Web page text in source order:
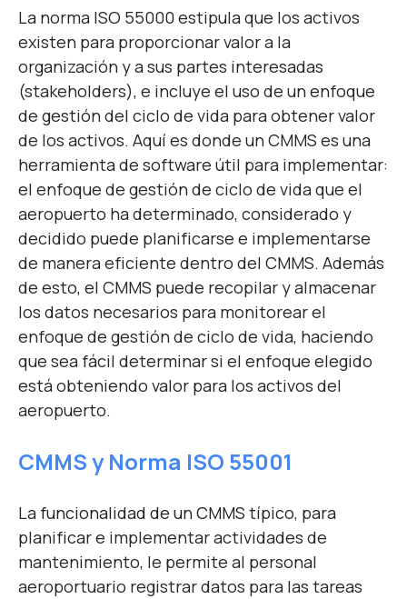
La norma ISO 55000 estipula que los activos
existen para proporcionar valor a la
organización y a sus partes interesadas
(stakeholders), e incluye el uso de un enfoque
de gestión del ciclo de vida para obtener valor
de los activos. Aquí es donde un CMMS es una
herramienta de software útil para implementar:
el enfoque de gestión de ciclo de vida que el
aeropuerto ha determinado, considerado y
decidido puede planificarse e implementarse
de manera eficiente dentro del CMMS. Además
de esto, el CMMS puede recopilar y almacenar
los datos necesarios para monitorear el
enfoque de gestión de ciclo de vida, haciendo
que sea fácil determinar si el enfoque elegido
está obteniendo valor para los activos del
aeropuerto.
CMMS y Norma ISO 55001
La funcionalidad de un CMMS típico, para
planificar e implementar actividades de
mantenimiento, le permite al personal
aeroportuario registrar datos para las tareas